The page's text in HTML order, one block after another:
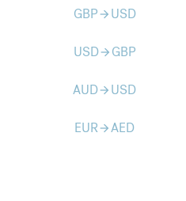
GBParrow_forward USD
USDarrow_forward GBP
AUDarrow_forward USD
EURarrow_forwardAED